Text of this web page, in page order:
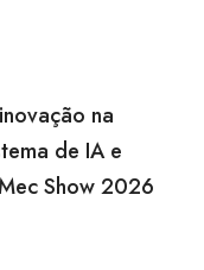
na
de IA e
Show 2026